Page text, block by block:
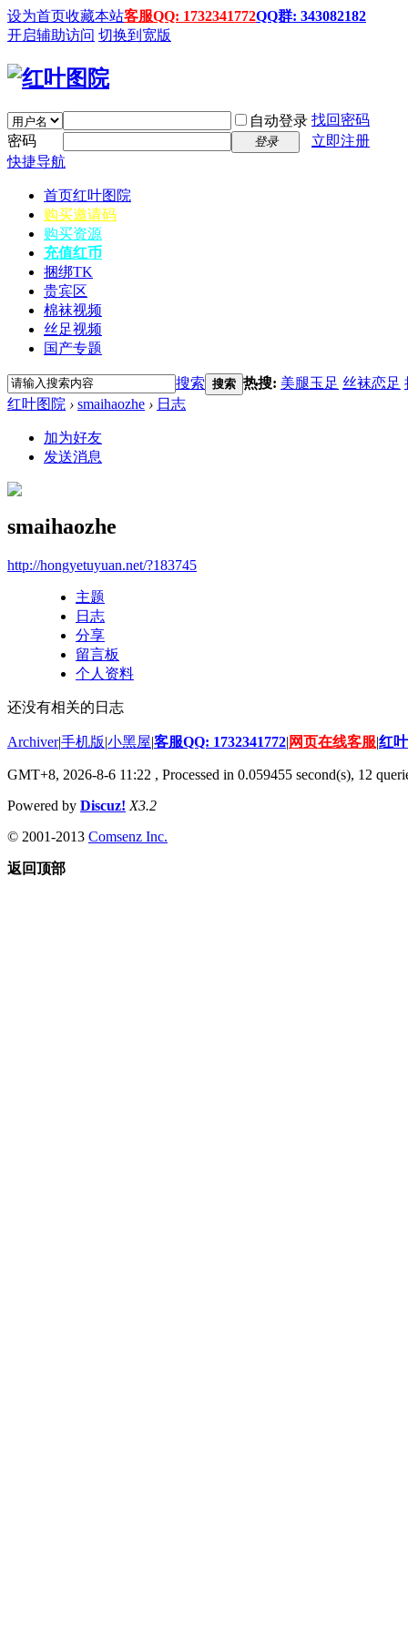
设为首页收藏本站客服QQ: 1732341772QQ群: 343082182
开启辅助访问 切换到宽版
自动登录 找回密码
密码
登录
立即注册
快捷导航
首页红叶图院
购买邀请码
购买资源
充值红币
捆绑TK
贵宾区
棉袜视频
丝足视频
国产专题
搜索 搜索 热搜: 美腿玉足 丝袜恋足
红叶图院 › smaihaozhe › 日志
加为好友
发送消息
smaihaozhe
http://hongyetuyuan.net/?183745
主题
日志
分享
留言板
个人资料
还没有相关的日志
Archiver|手机版|小黑屋|客服QQ: 1732341772| 网页在线客服|红
GMT+8, 2026-8-6 11:22 , Processed in 0.059455 second(s), 12
Powered by Discuz! X3.2
© 2001-2013 Comsenz Inc.
返回顶部